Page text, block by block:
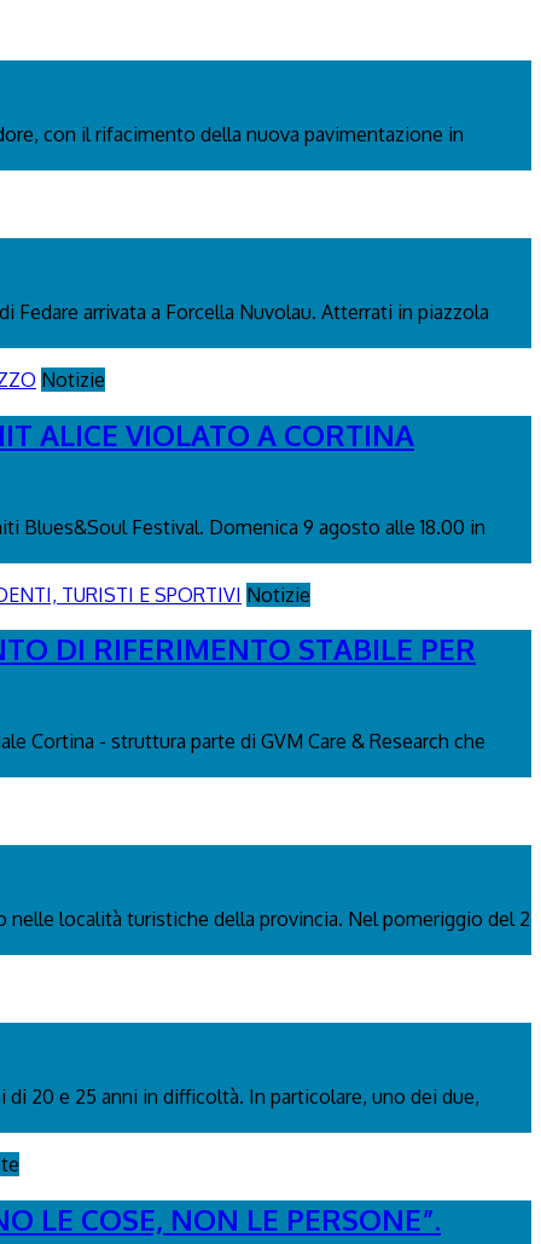
con il rifacimento della nuova pavimentazione in
arrivata a Forcella Nuvolau. Atterrati in piazzola
Notizie
ALICE VIOLATO A CORTINA
Blues&Soul Festival. Domenica 9 agosto alle 18.00 in
Notizie
DI RIFERIMENTO STABILE PER
Cortina - struttura parte di GVM Care & Research che
località turistiche della provincia. Nel pomeriggio del 2
20 e 25 anni in difficoltà. In particolare, uno dei due,
LE COSE, NON LE PERSONE”.